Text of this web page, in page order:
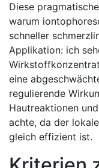
Diese
warum
schneller
Applikation: ich
eine‍
regulierende
Hautreaktionen
achte, ‍da der
gleich effizient ist. ‍